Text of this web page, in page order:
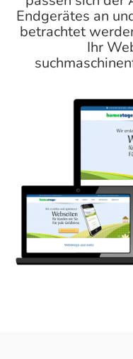
Endgerätes an
betrachtet
Ihr